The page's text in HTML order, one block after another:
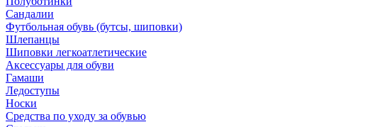
Сандалии
Футбольная обувь (бутсы, шиповки)
Шлепанцы
Шиповки легкоатлетические
Аксессуары для обуви
Гамаши
Ледоступы
Носки
Средства по уходу за обувью